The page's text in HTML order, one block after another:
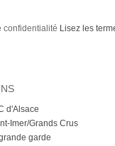
confidentialité Lisez les
d'Alsace
Imer/Grands Crus
garde